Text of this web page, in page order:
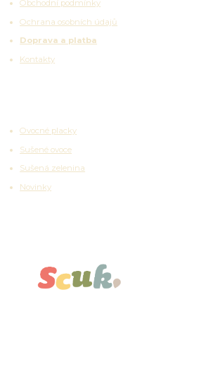
Obchodní podmínky
Ochrana osobních údajů
Doprava a platba
Kontakty
Ovocné placky
Sušené ovoce
Sušená zelenina
Novinky